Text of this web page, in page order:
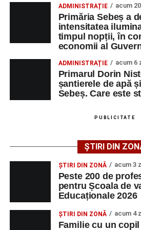
iluminatului public pe timpul
apelului la economii al
Duminică, 23 august 2026,
cea de-a III-a ediție a
de Sebeș”
Primul concert din cadrul
2026 a adus emoție și
au venit la Sebeș și au susținut
tinerilor muzicieni și munca
spectatorii au răsplătit prestațiile cu
ADMINISTRAȚIE acum
Primăria Sebeș a
intensitatea
timpul nopții, în
economii al
ADMINISTRAȚIE acum 6
Primarul Dorin
șantierele de apă
Sebeș. Care este
PUBLICITATE
ȘTIRI DIN
ȘTIRI DIN ZONĂ acum 3
Peste 200 de
pentru Școala de
Educaționale 2026
ȘTIRI DIN ZONĂ acum 4
Familie cu un